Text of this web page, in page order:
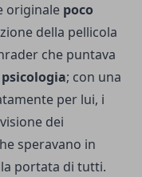
originale poco
della pellicola
che puntava
psicologia; con una
per lui, i
dei
speravano in
portata di tutti.